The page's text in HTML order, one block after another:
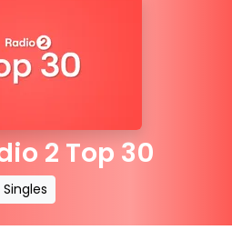
2 Top 30
Singles